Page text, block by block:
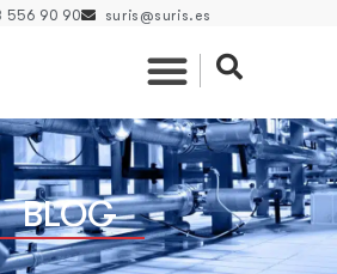
556 90 90 suris@suris.es
BLOG